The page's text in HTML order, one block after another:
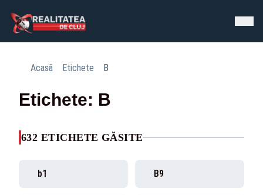
Acasă Etichete B
Etichete: B
632 ETICHETE GĂSITE
b1 B9